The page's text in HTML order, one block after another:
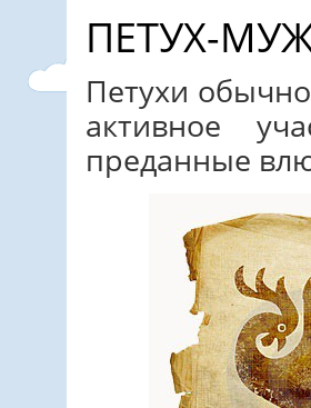
ПЕТУХ-
Петухи
активное
преданные